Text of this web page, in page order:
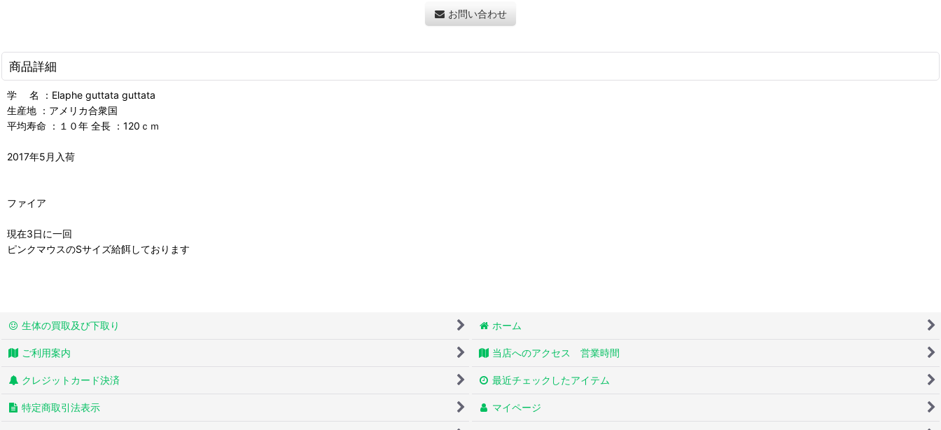
お問い合わせ
商品詳細
学 名 ：Elaphe guttata guttata
生産地 ：アメリカ合衆国
平均寿命 ：１０年 全長 ：120ｃｍ
2017年5月入荷
ファイア
現在3日に一回
ピンクマウスのSサイズ給餌しております
生体の買取及び下取り ホーム
ご利用案内 当店へのアクセス 営業時間
クレジットカード決済 最近チェックしたアイテム
特定商取引法表示 マイページ